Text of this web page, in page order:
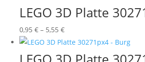
bis
5,25 €
LEGO 3D Platte
0,95 € – 5,55 €Preisspanne:
0,95 €
bis